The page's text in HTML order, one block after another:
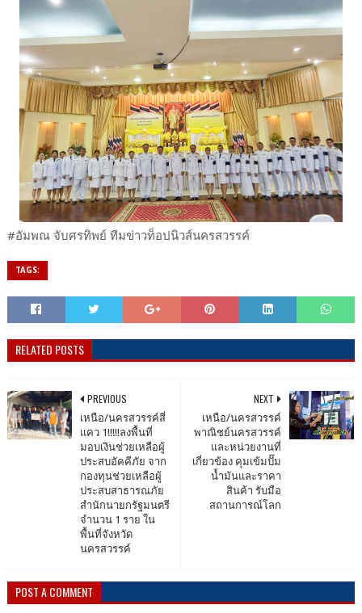
#อัมพณ จับศรทิพย์ ทีมข่าวท็อปนิวส์นครสวรรค์
TAGS:
RELATED POSTS
NEXT
เหนือ/นครสวรรค์
พาณิชย์นครสวรรค์
และหน่วยงานที่
เกี่ยวข้อง คุมเข้มปั๊ม
น้ำมันและราคา
สินค้า รับมือ
สถานการณ์โลก
PREVIOUS
เหนือ/นครสวรรค์สี่
แคว 1!!!!!ลงพื้นที่
มอบเงินช่วยเหลือผู้
ประสบอัคคีภัย จาก
กองทุนช่วยเหลือผู้
ประสบสาธารณภัย
สำนักนายกรัฐมนตรี
จำนวน 1 ราย ใน
พื้นที่จังหวัด
นครสวรรค์
POST A COMMENT